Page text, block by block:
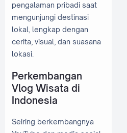
pengalaman pribadi saat
mengunjungi destinasi
lokal, lengkap dengan
cerita, visual, dan suasana
lokasi.
Perkembangan
Vlog Wisata di
Indonesia
Seiring berkembangnya